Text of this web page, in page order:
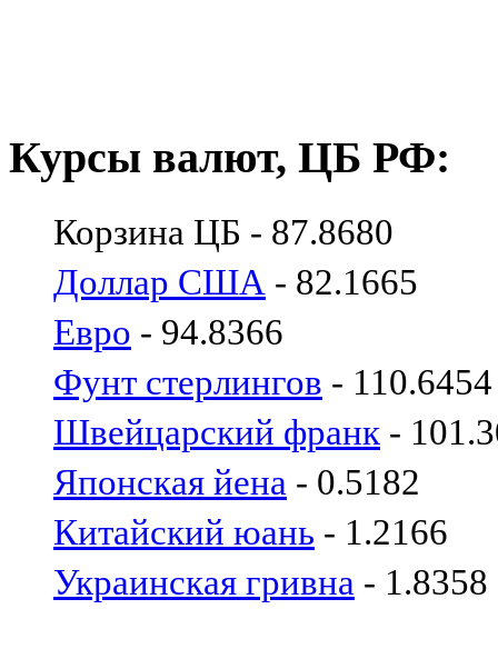
Курсы валют, ЦБ РФ:
Корзина ЦБ - 87.8680
Доллар США - 82.1665
Евро - 94.8366
Фунт стерлингов - 110.6454
Швейцарский франк -
Японская йена - 0.5182
Китайский юань - 1.2166
Украинская гривна - 1.8358